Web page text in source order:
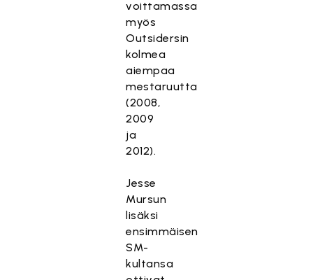
voittamassa
myös
Outsidersin
kolmea
aiempaa
mestaruutta
(2008,
2009
ja
2012).
Jesse
Mursun
lisäksi
ensimmäisen
SM-
kultansa